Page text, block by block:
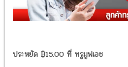
ประหยัด ฿15.00 ที่ ทรูมูฟเอช